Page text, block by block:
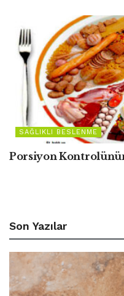
SAĞLIKLI BESLENME
Porsiyon
Son Yazılar